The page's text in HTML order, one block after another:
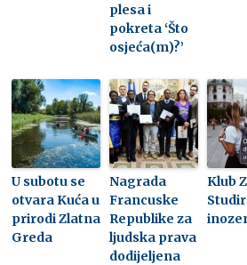
plesa i
pokreta ‘Što
osjeća(m)?’
U subotu se
otvara Kuća u
prirodi Zlatna
Greda
Nagrada
Francuske
Republike za
ljudska prava
dodijeljena
Klub